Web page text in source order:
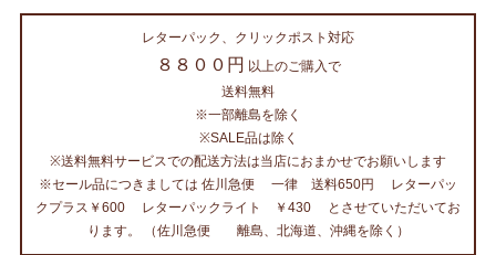
レターパック、クリックポスト対応
８８００円 以上のご購入で
送料無料
※一部離島を除く
※SALE品は除く
※送料無料サービスでの配送方法は当店におまかせでお願いします
※セール品につきましては 佐川急便 一律 送料650円 レターパッ
クプラス￥600 レターパックライト ￥430 とさせていただいてお
ります。 （佐川急便 離島、北海道、沖縄を除く）